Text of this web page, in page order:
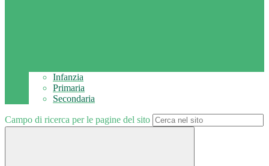
Infanzia
Primaria
Secondaria
Campo di ricerca per le pagine del sito